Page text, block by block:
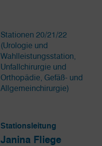
Stationen 20/21/22
(Urologie und
Wahlleistungsstation,
Unfallchirurgie und
Orthopädie, Gefäß- und
Allgemeinchirurgie)
Stationsleitung
Janina Fliege